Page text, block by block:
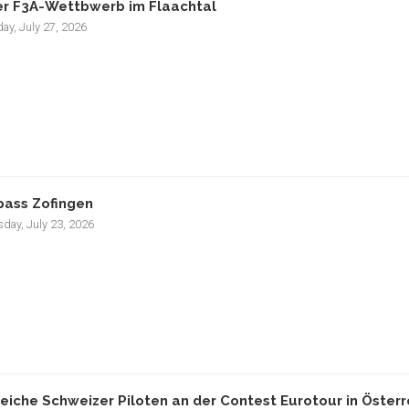
F3A-Wettbwerb im Flaachtal
July 27, 2026
Zofingen
July 23, 2026
Schweizer Piloten an der Contest Eurotour in